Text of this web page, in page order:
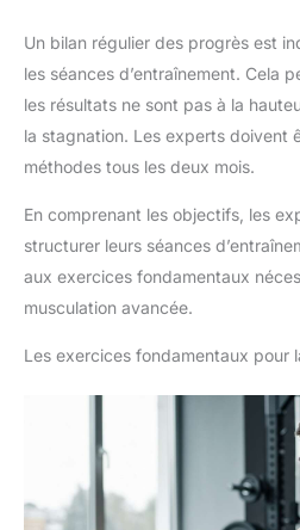
Un bilan régulier des progrès est
les séances d’entraînement. Cela
les résultats ne sont pas à la
la stagnation. Les experts doivent
méthodes tous les deux mois.
En comprenant les objectifs, les
structurer leurs séances
aux exercices fondamentaux
musculation avancée.
Les exercices fondamentaux pour